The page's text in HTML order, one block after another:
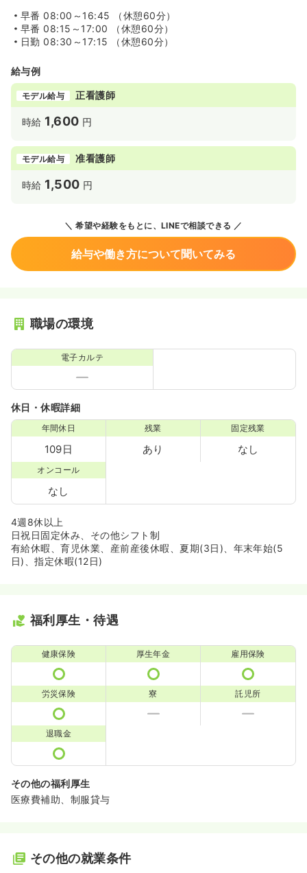
早番 08:00～16:45 （休憩60分）
早番 08:15～17:00 （休憩60分）
日勤 08:30～17:15 （休憩60分）
給与例
モデル給与 正看護師
時給 1,600 円
モデル給与 准看護師
時給 1,500 円
希望や経験をもとに、LINEで相談できる
給与や働き方について聞いてみる
職場の環境
電子カルテ
休日・休暇詳細
年間休日
109日
残業
あり
固定残業
なし
オンコール
なし
4週8休以上
日祝日固定休み、その他シフト制
有給休暇、育児休業、産前産後休暇、夏期(3日)、年末年始(5
日)、指定休暇(12日)
福利厚生・待遇
健康保険 厚生年金 雇用保険
労災保険 寮 託児所
退職金
その他の福利厚生
医療費補助、制服貸与
その他の就業条件